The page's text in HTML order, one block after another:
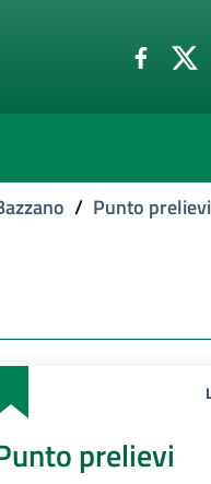
/ Punto prelievi
prelievi